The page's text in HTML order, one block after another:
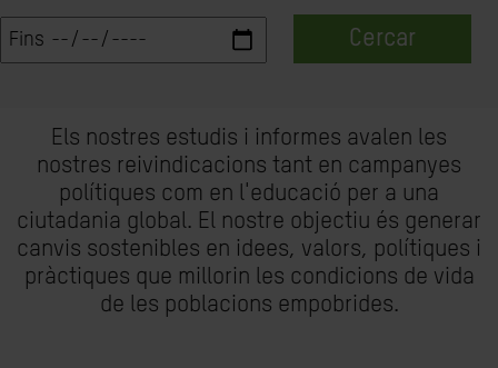
Cercar
Els nostres estudis i informes avalen les
nostres reivindicacions tant en campanyes
polítiques com en l'educació per a una
ciutadania global. El nostre objectiu és generar
canvis sostenibles en idees, valors, polítiques i
pràctiques que millorin les condicions de vida
de les poblacions empobrides.